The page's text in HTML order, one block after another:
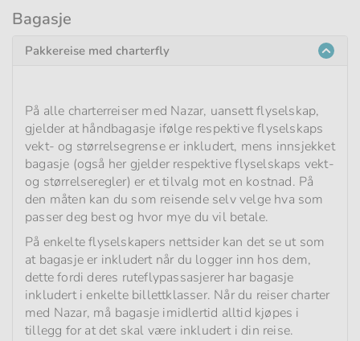
Bagasje
Pakkereise med charterfly
På alle charterreiser med Nazar, uansett flyselskap,
gjelder at håndbagasje ifølge respektive flyselskaps
vekt- og størrelsegrense er inkludert, mens innsjekket
bagasje (også her gjelder respektive flyselskaps vekt-
og størrelseregler) er et tilvalg mot en kostnad. På
den måten kan du som reisende selv velge hva som
passer deg best og hvor mye du vil betale.
På enkelte flyselskapers nettsider kan det se ut som
at bagasje er inkludert når du logger inn hos dem,
dette fordi deres ruteflypassasjerer har bagasje
inkludert i enkelte billettklasser. Når du reiser charter
med Nazar, må bagasje imidlertid alltid kjøpes i
tillegg for at det skal være inkludert i din reise.